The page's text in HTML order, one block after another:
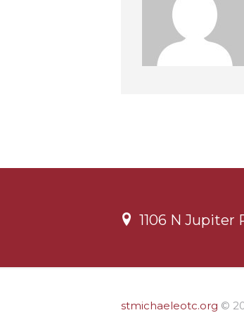
1106 N Jupiter
stmichaeleotc.org ©